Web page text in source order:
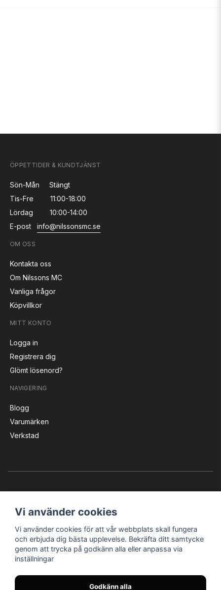
ÖPPETTIDER & KUNDTJÄNST
Sön-Mån
Stängt
Tis-Fre
11:00-18:00
Lördag
10:00-14:00
E-post
info@nilssonsmc.se
OM OSS
Kontakta oss
Om Nilssons MC
Vanliga frågor
Köpvillkor
MITT KONTO
Logga in
Registrera dig
Glömt lösenord?
NAVIGERING
Blogg
Varumärken
Verkstad
© Nilssons MC - Allt för dig & din MC
Instagram Facebook YouTube
Vi använder cookies
Vi använder cookies för att vår webbplats skall fungera
och erbjuda dig bästa upplevelse. Bekräfta ditt samtycke
genom att trycka på godkänn alla eller anpassa via
inställningar
Godkänn alla